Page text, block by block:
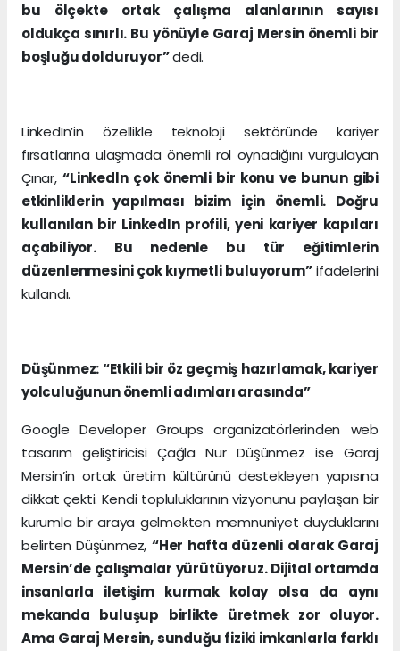
bu ölçekte ortak çalışma alanlarının sayısı
oldukça sınırlı. Bu yönüyle Garaj Mersin önemli bir
boşluğu dolduruyor”dedi.
LinkedIn’in özellikle teknoloji sektöründe kariyer
fırsatlarına ulaşmada önemli rol oynadığını vurgulayan
Çınar,“Linkedln çok önemli bir konu ve bunun gibi
etkinliklerin yapılması bizim için önemli. Doğru
kullanılan bir LinkedIn profili, yeni kariyer kapıları
açabiliyor. Bu nedenle bu tür eğitimlerin
düzenlenmesini çok kıymetli buluyorum”ifadelerini
kullandı.
Düşünmez: “Etkili bir öz geçmiş hazırlamak, kariyer
yolculuğunun önemli adımları arasında”
Google Developer Groups organizatörlerinden web
tasarım geliştiricisi Çağla Nur Düşünmez ise Garaj
Mersin’in ortak üretim kültürünü destekleyen yapısına
dikkat çekti. Kendi topluluklarının vizyonunu paylaşan bir
kurumla bir araya gelmekten memnuniyet duyduklarını
belirten Düşünmez, “Her hafta düzenli olarak Garaj
Mersin’de çalışmalar yürütüyoruz. Dijital ortamda
insanlarla iletişim kurmak kolay olsa da aynı
mekanda buluşup birlikte üretmek zor oluyor.
Ama Garaj Mersin, sunduğu fiziki imkanlarla farklı